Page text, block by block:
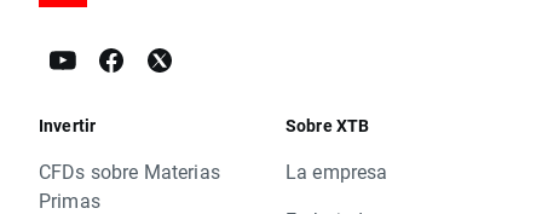
Invertir
CFDs sobre Materias
Primas
Sobre XTB
La empresa